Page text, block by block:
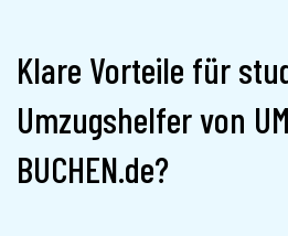
Klare Vorteile für
Umzugshelfer von
BUCHEN.de?